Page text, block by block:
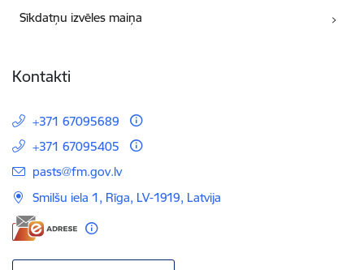
Sīkdatņu izvēles maiņa
Kontakti
+371 67095689
+371 67095405
E-pasts:
pasts@fm.gov.lv
Smilšu iela 1, Rīga, LV-1919, Latvija